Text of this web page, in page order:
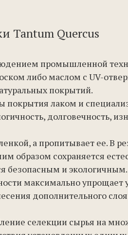
Tantum Quercus
промышленной
либо маслом с UV-
покрытий.
покрытия лаком и
долговечность,
а пропитывает ее. В
образом сохраняется
безопасным и экологичным.
максимально
дополнительного
селекции сырья на